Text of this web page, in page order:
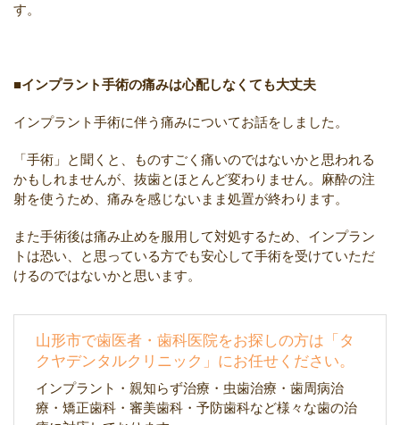
す。
■インプラント手術の痛みは心配しなくても大丈夫
インプラント手術に伴う痛みについてお話をしました。
「手術」と聞くと、ものすごく痛いのではないかと思われる
かもしれませんが、抜歯とほとんど変わりません。麻酔の注
射を使うため、痛みを感じないまま処置が終わります。
また手術後は痛み止めを服用して対処するため、インプラン
トは恐い、と思っている方でも安心して手術を受けていただ
けるのではないかと思います。
山形市で歯医者・歯科医院をお探しの方は「タ
クヤデンタルクリニック」にお任せください。
インプラント・親知らず治療・虫歯治療・歯周病治
療・矯正歯科・審美歯科・予防歯科など様々な歯の治